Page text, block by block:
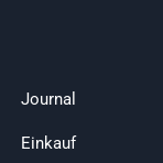
Journal
Einkauf